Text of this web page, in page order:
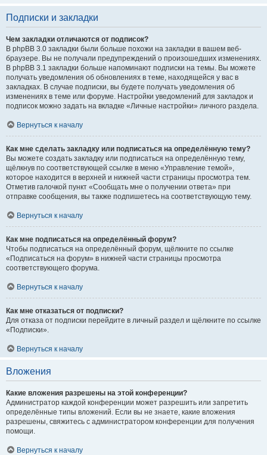
Подписки и закладки
Чем закладки отличаются от подписок?
В phpBB 3.0 закладки были больше похожи на закладки в вашем веб-
браузере. Вы не получали предупреждений о произошедших изменениях.
В phpBB 3.1 закладки больше напоминают подписки на темы. Вы можете
получать уведомления об обновлениях в теме, находящейся у вас в
закладках. В случае подписки, вы будете получать уведомления об
изменениях в теме или форуме. Настройки уведомлений для закладок и
подписок можно задать на вкладке «Личные настройки» личного раздела.
Вернуться к началу
Как мне сделать закладку или подписаться на определённую тему?
Вы можете создать закладку или подписаться на определённую тему,
щёлкнув по соответствующей ссылке в меню «Управление темой»,
которое находится в верхней и нижней части страницы просмотра тем.
Отметив галочкой пункт «Сообщать мне о получении ответа» при
отправке сообщения, вы также подпишетесь на соответствующую тему.
Вернуться к началу
Как мне подписаться на определённый форум?
Чтобы подписаться на определённый форум, щёлкните по ссылке
«Подписаться на форум» в нижней части страницы просмотра
соответствующего форума.
Вернуться к началу
Как мне отказаться от подписки?
Для отказа от подписки перейдите в личный раздел и щёлкните по ссылке
«Подписки».
Вернуться к началу
Вложения
Какие вложения разрешены на этой конференции?
Администратор каждой конференции может разрешить или запретить
определённые типы вложений. Если вы не знаете, какие вложения
разрешены, свяжитесь с администратором конференции для получения
помощи.
Вернуться к началу